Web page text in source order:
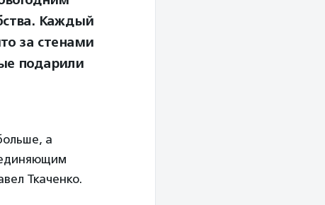
Каждый
за стенами
подарили
а
Ткаченко.